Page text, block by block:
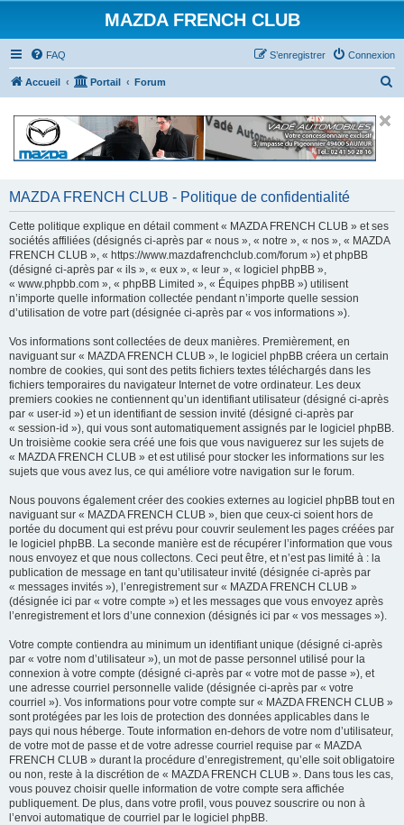
MAZDA FRENCH CLUB
FAQ Connexion
S’enregistrer
Accueil Portail Forum
c
MAZDA FRENCH CLUB - Politique de confidentialité
Cette politique explique en détail comment « MAZDA FRENCH CLUB » et ses
sociétés affiliées (désignés ci-après par « nous », « notre », « nos », « MAZDA
FRENCH CLUB », « https://www.mazdafrenchclub.com/forum ») et phpBB
(désigné ci-après par « ils », « eux », « leur », « logiciel phpBB »,
« www.phpbb.com », « phpBB Limited », « Équipes phpBB ») utilisent
n’importe quelle information collectée pendant n’importe quelle session
d’utilisation de votre part (désignée ci-après par « vos informations »).
Vos informations sont collectées de deux manières. Premièrement, en
naviguant sur « MAZDA FRENCH CLUB », le logiciel phpBB créera un certain
nombre de cookies, qui sont des petits fichiers textes téléchargés dans les
fichiers temporaires du navigateur Internet de votre ordinateur. Les deux
premiers cookies ne contiennent qu’un identifiant utilisateur (désigné ci-après
par « user-id ») et un identifiant de session invité (désigné ci-après par
« session-id »), qui vous sont automatiquement assignés par le logiciel phpBB.
Un troisième cookie sera créé une fois que vous naviguerez sur les sujets de
« MAZDA FRENCH CLUB » et est utilisé pour stocker les informations sur les
sujets que vous avez lus, ce qui améliore votre navigation sur le forum.
Nous pouvons également créer des cookies externes au logiciel phpBB tout en
naviguant sur « MAZDA FRENCH CLUB », bien que ceux-ci soient hors de
portée du document qui est prévu pour couvrir seulement les pages créées par
le logiciel phpBB. La seconde manière est de récupérer l’information que vous
nous envoyez et que nous collectons. Ceci peut être, et n’est pas limité à : la
publication de message en tant qu’utilisateur invité (désignée ci-après par
« messages invités »), l’enregistrement sur « MAZDA FRENCH CLUB »
(désignée ici par « votre compte ») et les messages que vous envoyez après
l’enregistrement et lors d’une connexion (désignés ici par « vos messages »).
Votre compte contiendra au minimum un identifiant unique (désigné ci-après
par « votre nom d’utilisateur »), un mot de passe personnel utilisé pour la
connexion à votre compte (désigné ci-après par « votre mot de passe »), et
une adresse courriel personnelle valide (désignée ci-après par « votre
courriel »). Vos informations pour votre compte sur « MAZDA FRENCH CLUB »
sont protégées par les lois de protection des données applicables dans le
pays qui nous héberge. Toute information en-dehors de votre nom d’utilisateur,
de votre mot de passe et de votre adresse courriel requise par « MAZDA
FRENCH CLUB » durant la procédure d’enregistrement, qu’elle soit obligatoire
ou non, reste à la discrétion de « MAZDA FRENCH CLUB ». Dans tous les cas,
vous pouvez choisir quelle information de votre compte sera affichée
publiquement. De plus, dans votre profil, vous pouvez souscrire ou non à
l’envoi automatique de courriel par le logiciel phpBB.